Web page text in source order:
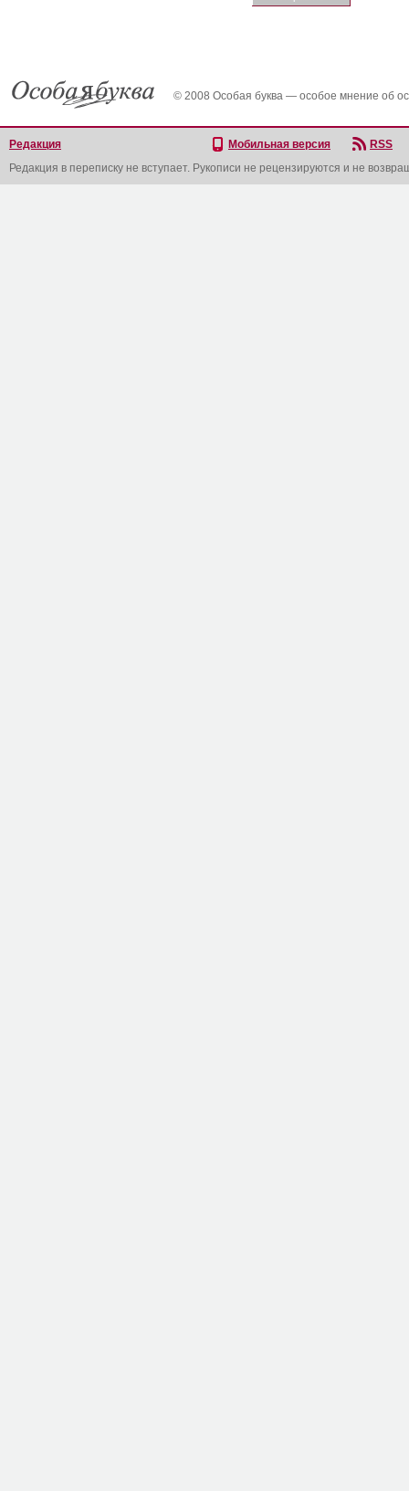
© 2008 Особая буква — особое мнение об
Редакция Мобильная версия
RSS
Редакция в переписку не вступает. Рукописи не рецензируются и не